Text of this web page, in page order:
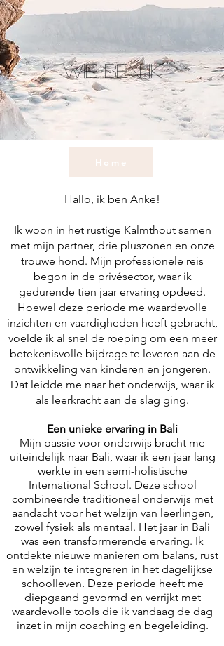
wie ben ik
Home
Hallo, ik ben Anke!
Ik woon in het rustige Kalmthout samen
met mijn partner, drie pluszonen en onze
trouwe hond. Mijn professionele reis
begon in de privésector, waar ik
gedurende tien jaar ervaring opdeed.
Hoewel deze periode me waardevolle
inzichten en vaardigheden heeft gebracht,
voelde ik al snel de roeping om een meer
betekenisvolle bijdrage te leveren aan de
ontwikkeling van kinderen en jongeren.
Dat leidde me naar het onderwijs, waar ik
als leerkracht aan de slag ging.
Een unieke ervaring in Bali
Mijn passie voor onderwijs bracht me
uiteindelijk naar Bali, waar ik een jaar lang
werkte in een semi-holistische
International School. Deze school
combineerde traditioneel onderwijs met
aandacht voor het welzijn van leerlingen,
zowel fysiek als mentaal. Het jaar in Bali
was een transformerende ervaring. Ik
ontdekte nieuwe manieren om balans, rust
en welzijn te integreren in het dagelijkse
schoolleven. Deze periode heeft me
diepgaand gevormd en verrijkt met
waardevolle tools die ik vandaag de dag
inzet in mijn coaching en begeleiding.